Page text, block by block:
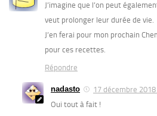
J’imagine que l’on peut
veut prolonger leur durée de vie.
J’en ferai pour mon prochain
pour ces recettes.
Répondre
nadasto
17 décembre
Oui tout à fait !